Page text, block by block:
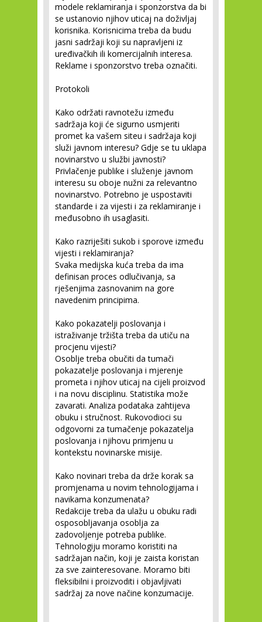
modele reklamiranja i sponzorstva da bi
se ustanovio njihov uticaj na doživljaj
korisnika. Korisnicima treba da budu
jasni sadržaji koji su napravljeni iz
uređivačkih ili komercijalnih interesa.
Reklame i sponzorstvo treba označiti.
Protokoli
Kako održati ravnotežu između
sadržaja koji će sigurno usmjeriti
promet ka vašem siteu i sadržaja koji
služi javnom interesu? Gdje se tu uklapa
novinarstvo u službi javnosti?
Privlačenje publike i služenje javnom
interesu su oboje nužni za relevantno
novinarstvo. Potrebno je uspostaviti
standarde i za vijesti i za reklamiranje i
međusobno ih usaglasiti.
Kako razriješiti sukob i sporove između
vijesti i reklamiranja?
Svaka medijska kuća treba da ima
definisan proces odlučivanja, sa
rješenjima zasnovanim na gore
navedenim principima.
Kako pokazatelji poslovanja i
istraživanje tržišta treba da utiču na
procjenu vijesti?
Osoblje treba obučiti da tumači
pokazatelje poslovanja i mjerenje
prometa i njihov uticaj na cijeli proizvod
i na novu disciplinu. Statistika može
zavarati. Analiza podataka zahtijeva
obuku i stručnost. Rukovodioci su
odgovorni za tumačenje pokazatelja
poslovanja i njihovu primjenu u
kontekstu novinarske misije.
Kako novinari treba da drže korak sa
promjenama u novim tehnologijama i
navikama konzumenata?
Redakcije treba da ulažu u obuku radi
osposobljavanja osoblja za
zadovoljenje potreba publike.
Tehnologiju moramo koristiti na
sadržajan način, koji je zaista koristan
za sve zainteresovane. Moramo biti
fleksibilni i proizvoditi i objavljivati
sadržaj za nove načine konzumacije.